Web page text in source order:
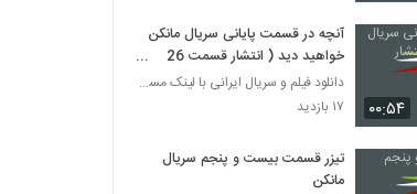
۰۰:۵۴
آنچه در قسمت پایانی سریال مانکن
خواهید دید ( انتشار قسمت 26
مانکن )
دانلود فیلم و سریال ایرانی با لینک مستقیم
۱۷ بازدید
تیزر قسمت بیست و پنجم سریال
مانکن